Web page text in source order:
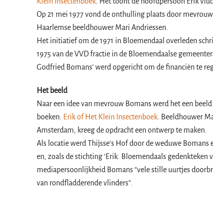
Op 21 mei 1977 vond de onthulling plaats door
Haarlemse beeldhouwer Mari Andriessen.
Het initiatief om de 1971 in Bloemendaal overleden
1975 van de VVD fractie in de Bloemendaalse
Godfried Bomans’ werd opgericht om de financiën te
Het beeld
Naar een idee van mevrouw Bomans werd het een
boeken: Erik of Het Klein Insectenboek . Beeldhouwer
Amsterdam, kreeg de opdracht een ontwerp te maken.
Als locatie werd Thijsse’s Hof door de weduwe
en, zoals de stichting ‘Erik. Bloemendaals
mediapersoonlijkheid Bomans “vele stille uurtjes
van rondfladderende vlinders”.